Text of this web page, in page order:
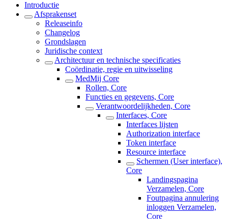
Introductie
Afsprakenset
Releaseinfo
Changelog
Grondslagen
Juridische context
Architectuur en technische specificaties
Coördinatie, regie en uitwisseling
MedMij Core
Rollen, Core
Functies en gegevens, Core
Verantwoordelijkheden, Core
Interfaces, Core
Interfaces lijsten
Authorization interface
Token interface
Resource interface
Schermen (User interface),
Core
Landingspagina
Verzamelen, Core
Foutpagina annulering
inloggen Verzamelen,
Core